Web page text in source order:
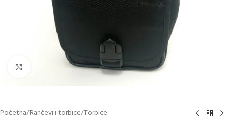
Klikni za uvećanje slike
Početna/Rančevi i torbice/Torbice